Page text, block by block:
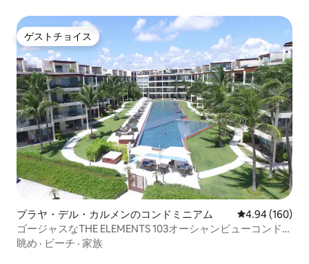
ゲストチョイス
ゲストチョイス
プラヤ・デル・カルメンのコンドミニアム レビュー160
4.94 (160)
ゴージャスなTHE ELEMENTS 103オーシャンビューコンドミ
ニアム
眺め · ビーチ · 家族